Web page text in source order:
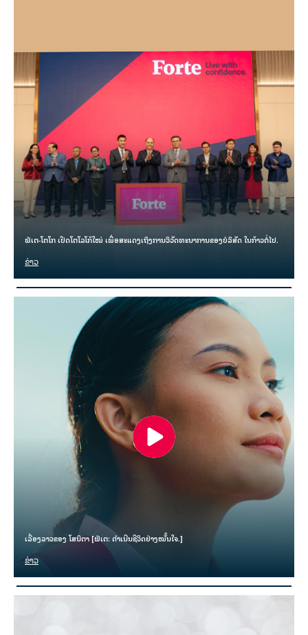
ຟໍເຕ-ໂຕໂກ ເປີດໂຕໂລໂກ້ໃໝ່ ເພື່ອສະແດງເຖິງການວິວັດທະນາການຂອງບໍລິສັດ ໃນກ້າວຕໍ່ໄປ.
ຂ່າວ
ເລື່ອງລາວຂອງ ໂສນິຕາ [ຟໍເຕ: ດຳເນີນຊີວິດຢ່າງໝັ້ນໃຈ.]
ຂ່າວ